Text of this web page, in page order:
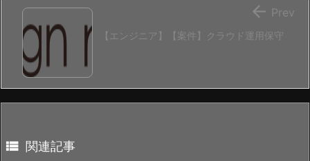
【エンジニア】【案件】クラウド運用保守
 Prev
 関連記事